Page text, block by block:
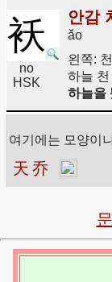
袄
no
HSK
안감
ǎo
왼쪽:
하늘 천
하늘을
여기에는 모양이
天 乔